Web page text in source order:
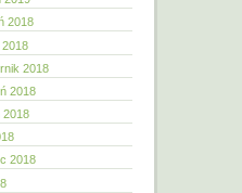
2018
2018
2018
2018
2018
2018